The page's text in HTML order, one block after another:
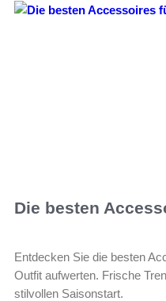
Die besten
Entdecken Sie die besten
Outfit aufwerten. Frische
stilvollen Saisonstart.